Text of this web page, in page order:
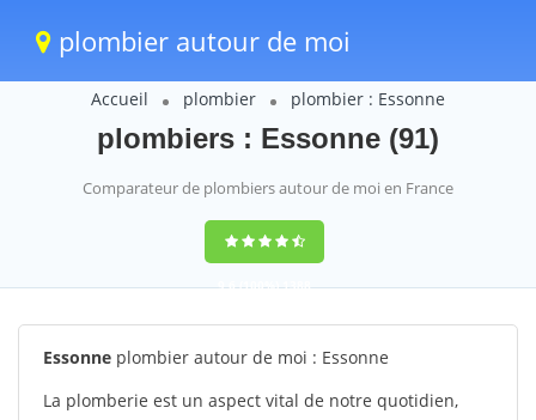
plombier autour de moi
Accueil plombier plombier : Essonne
plombiers : Essonne (91)
Comparateur de plombiers autour de moi en France
9,6(100%)1388
votes
Essonne plombier autour de moi : Essonne
La plomberie est un aspect vital de notre quotidien,